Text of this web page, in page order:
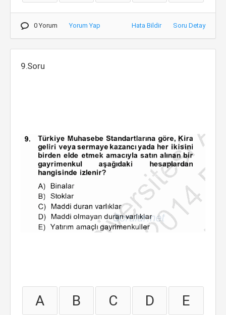
0 Yorum Yorum Yap Hata Bildir Soru Detay
9.Soru
A B C D E